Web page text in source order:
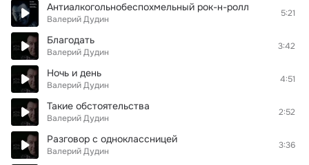
Антиалкогольнобеспохмельный рок-н-ролл
Валерий Дудин
5:21
Благодать
Валерий Дудин
3:42
Ночь и день
Валерий Дудин
4:51
Такие обстоятельства
Валерий Дудин
2:52
Разговор с одноклассницей
Валерий Дудин
3:36